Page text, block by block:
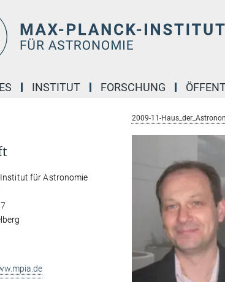
INSTITUT FORSCHUNG
2009-11-
für Astronomie